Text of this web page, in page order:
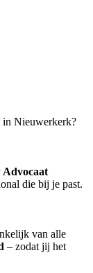
in Nieuwerkerk?
Advocaat
die bij je past.
van alle
– zodat jij het